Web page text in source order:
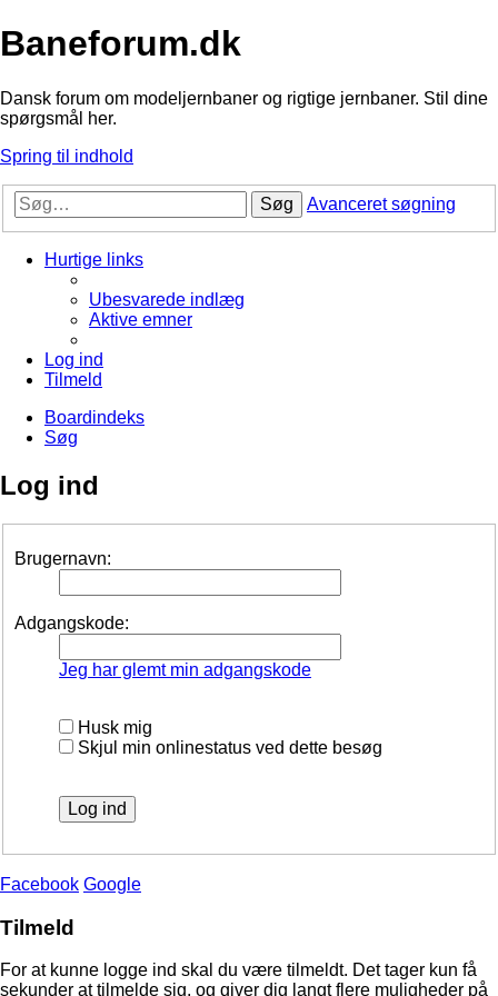
Baneforum.dk
Dansk forum om modeljernbaner og rigtige jernbaner. Stil dine
spørgsmål her.
Spring til indhold
Søg Avanceret søgning
Hurtige links
Ubesvarede indlæg
Aktive emner
Log ind
Tilmeld
Boardindeks
Søg
Log ind
Brugernavn:
Adgangskode:
Jeg har glemt min adgangskode
Husk mig
Skjul min onlinestatus ved dette besøg
Facebook Google
Tilmeld
For at kunne logge ind skal du være tilmeldt. Det tager kun få
sekunder at tilmelde sig, og giver dig langt flere muligheder på